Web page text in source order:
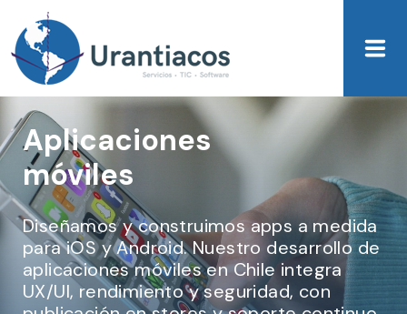
Skip to main content
Aplicaciones
móviles
Diseñamos y construimos apps a medida
para iOS y Android. Nuestro desarrollo de
aplicaciones móviles en Chile integra
UX/UI, rendimiento y seguridad, con